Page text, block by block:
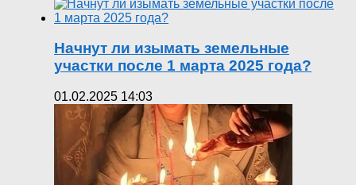
Начнут ли изымать земельные
участки после 1 марта 2025 года?
01.02.2025 14:03